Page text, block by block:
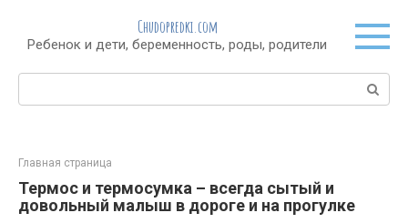
контенту
Chudopredki.com
Ребенок и дети, беременность, роды, родители
Поиск:
Главная страница
Термос и термосумка – всегда сытый и
довольный малыш в дороге и на прогулке